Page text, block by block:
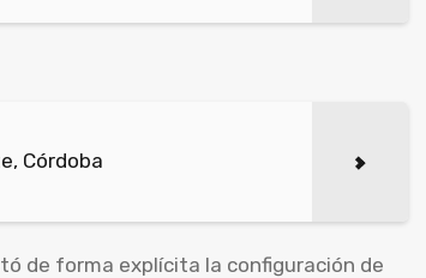
Córdoba
de forma explícita la configuración de